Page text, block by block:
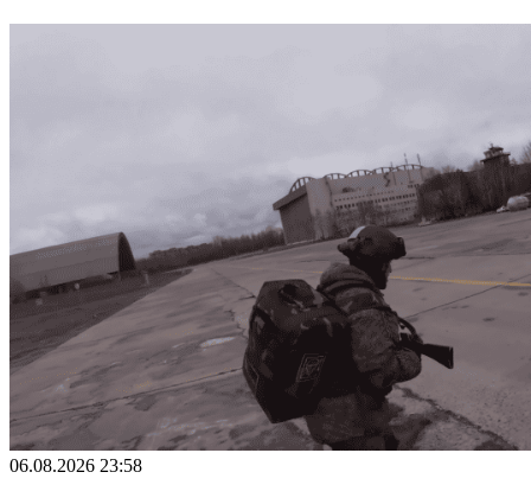
06.08.2026 23:58